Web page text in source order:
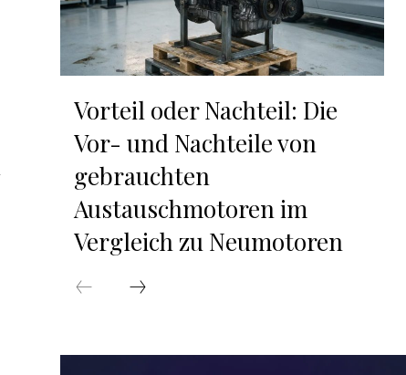
Vorteil oder Nachteil: Die
Vor- und Nachteile von
gebrauchten
Austauschmotoren im
Vergleich zu Neumotoren